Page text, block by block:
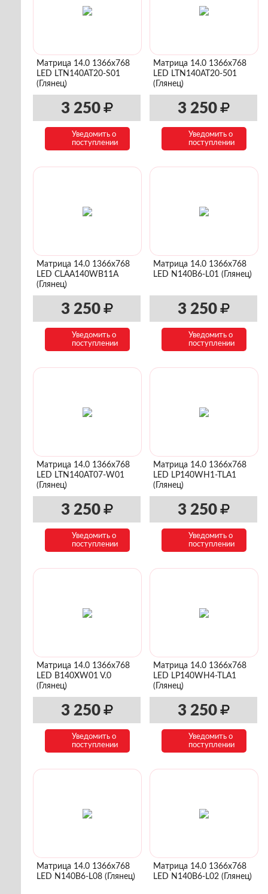
Матрица 14.0 1366x768
LED LTN140AT20-S01
(Глянец)
3 250
Уведомить о
поступлении
Матрица 14.0 1366x768
LED LTN140AT20-501
(Глянец)
3 250
Уведомить о
поступлении
Матрица 14.0 1366x768
LED CLAA140WB11A
(Глянец)
3 250
Уведомить о
поступлении
Матрица 14.0 1366x768
LED N140B6-L01 (Глянец)
3 250
Уведомить о
поступлении
Матрица 14.0 1366x768
LED LTN140AT07-W01
(Глянец)
3 250
Уведомить о
поступлении
Матрица 14.0 1366x768
LED LP140WH1-TLA1
(Глянец)
3 250
Уведомить о
поступлении
Матрица 14.0 1366x768
LED B140XW01 V.0
(Глянец)
3 250
Уведомить о
поступлении
Матрица 14.0 1366x768
LED LP140WH4-TLA1
(Глянец)
3 250
Уведомить о
поступлении
Матрица 14.0 1366x768
LED N140B6-L08 (Глянец)
Матрица 14.0 1366x768
LED N140B6-L02 (Глянец)